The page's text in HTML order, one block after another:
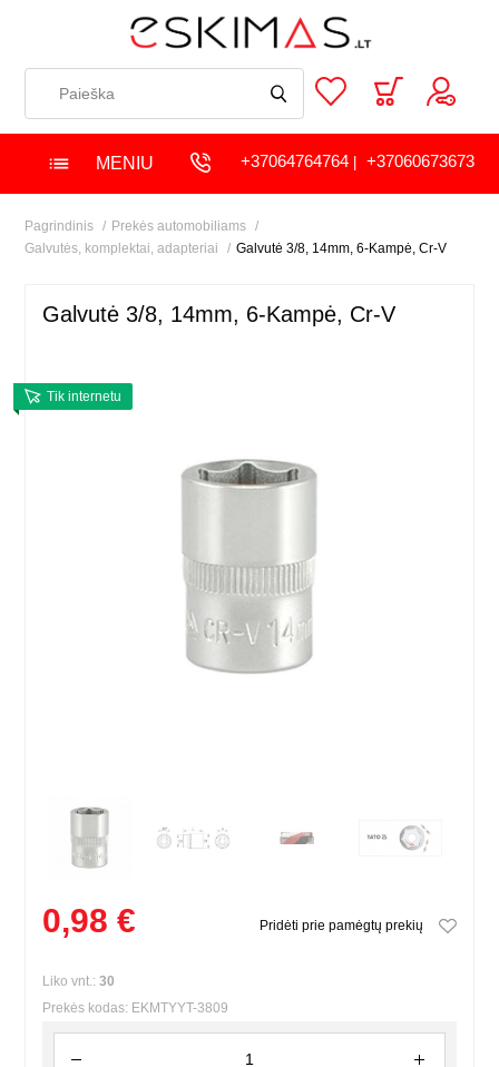
MENIU +37064764764| +37060673673
Pagrindinis
Prekės automobiliams
Galvutės, komplektai, adapteriai
Galvutė 3/8, 14mm, 6-Kampė, Cr-V
Galvutė 3/8, 14mm, 6-Kampė, Cr-V
Tik internetu
0,98 € Pridėti prie pamėgtų prekių
Liko vnt.:30
Prekės kodas: EKMTYYT-3809